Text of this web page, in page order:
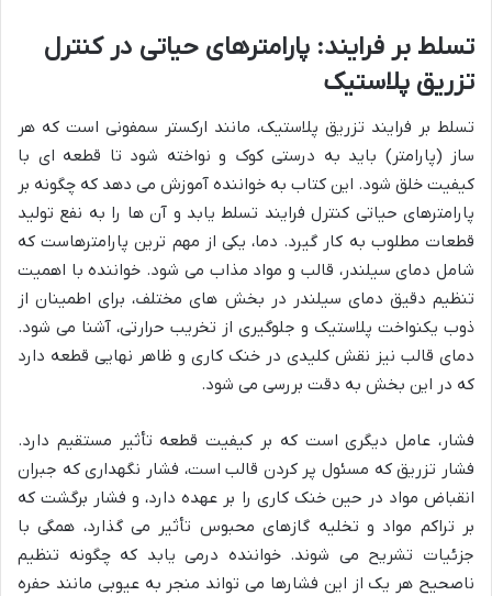
تسلط بر فرایند: پارامترهای حیاتی در کنترل
تزریق پلاستیک
تسلط بر فرایند تزریق پلاستیک، مانند ارکستر سمفونی است که هر
ساز (پارامتر) باید به درستی کوک و نواخته شود تا قطعه ای با
کیفیت خلق شود. این کتاب به خواننده آموزش می دهد که چگونه بر
پارامترهای حیاتی کنترل فرایند تسلط یابد و آن ها را به نفع تولید
قطعات مطلوب به کار گیرد. دما، یکی از مهم ترین پارامترهاست که
شامل دمای سیلندر، قالب و مواد مذاب می شود. خواننده با اهمیت
تنظیم دقیق دمای سیلندر در بخش های مختلف، برای اطمینان از
ذوب یکنواخت پلاستیک و جلوگیری از تخریب حرارتی، آشنا می شود.
دمای قالب نیز نقش کلیدی در خنک کاری و ظاهر نهایی قطعه دارد
که در این بخش به دقت بررسی می شود.
فشار، عامل دیگری است که بر کیفیت قطعه تأثیر مستقیم دارد.
فشار تزریق که مسئول پر کردن قالب است، فشار نگهداری که جبران
انقباض مواد در حین خنک کاری را بر عهده دارد، و فشار برگشت که
بر تراکم مواد و تخلیه گازهای محبوس تأثیر می گذارد، همگی با
جزئیات تشریح می شوند. خواننده درمی یابد که چگونه تنظیم
ناصحیح هر یک از این فشارها می تواند منجر به عیوبی مانند حفره